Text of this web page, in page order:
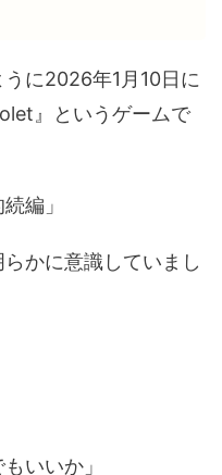
に2026年1月10日に
』というゲームで
編」
かに意識していまし
いいか」